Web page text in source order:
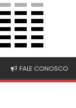
FALE CONOSCO